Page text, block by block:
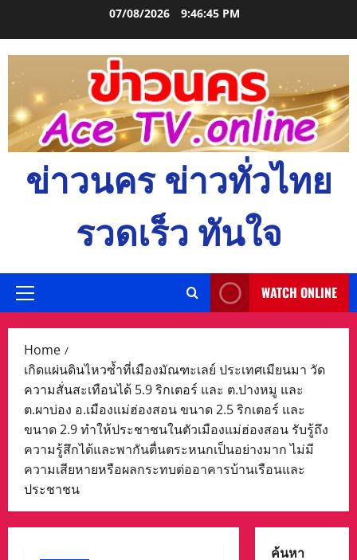
07/08/2026 9:46:46 PM
ข่าวนคร ข่าวทั่วไทย
รวดเร็ว ทันใจ
Primary
WATCH ONLINE
Home
เกิดแผ่นดินไหวซ้ำที่เมืองมัณฑะเลย์ ประเทศเมียนมา วัด
ความสั่นสะเทือนได้ 5.9 ริกเตอร์ และ ต.ปางหมู และ
ต.ผาบ่อง อ.เมืองแม่ฮ่องสอน ขนาด 2.5 ริกเตอร์ และ
ขนาด 2.9 ทำให้ประชาชนในตัวเมืองแม่ฮ่องสอน รับรู้ถึง
ความรู้สึกได้และพากันตื่นตระหนกเป็นอย่างมาก ไม่มี
ความเสียหายหรือผลกระทบต่ออาคารบ้านเรือนและ
ประชาชน
ค้นหา